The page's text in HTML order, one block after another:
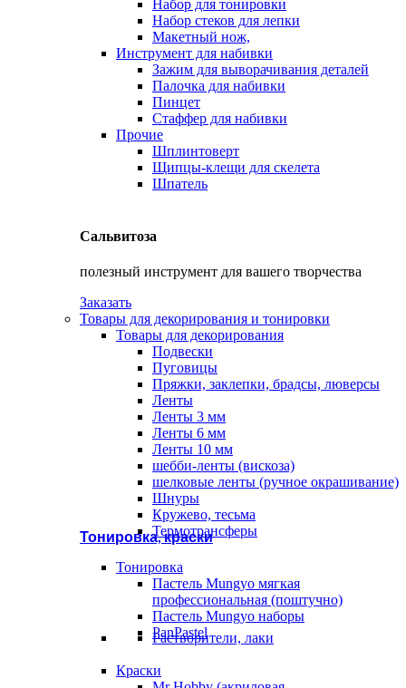
Набор для тонировки
Набор стеков для лепки
Макетный нож,
Инструмент для набивки
Зажим для выворачивания деталей
Палочка для набивки
Пинцет
Стаффер для набивки
Прочие
Шплинтоверт
Щипцы-клещи для скелета
Шпатель
Сальвитоза
полезный инструмент для вашего творчества
Заказать
Товары для декорирования и тонировки
Товары для декорирования
Подвески
Пуговицы
Пряжки, заклепки, брадсы, люверсы
Ленты
Ленты 3 мм
Ленты 6 мм
Ленты 10 мм
шебби-ленты (вискоза)
шелковые ленты (ручное окрашивание)
Шнуры
Кружево, тесьма
Термотрансферы
Тонировка, краски
Тонировка
Пастель Mungyo мягкая
профессиональная (поштучно)
Пастель Mungyo наборы
PanPastel
Растворители, лаки
Краски